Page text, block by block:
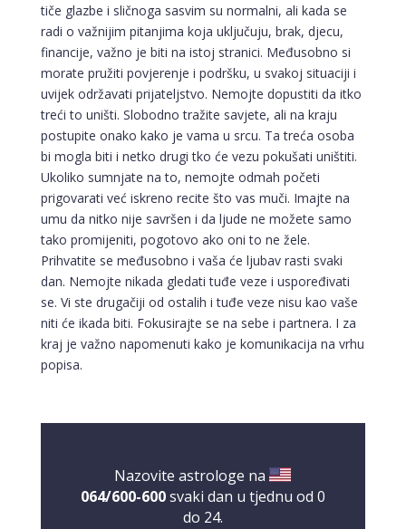
tiče glazbe i sličnoga sasvim su normalni, ali kada se
radi o važnijim pitanjima koja uključuju, brak, djecu,
financije, važno je biti na istoj stranici. Međusobno si
morate pružiti povjerenje i podršku, u svakoj situaciji i
uvijek održavati prijateljstvo. Nemojte dopustiti da itko
treći to uništi. Slobodno tražite savjete, ali na kraju
postupite onako kako je vama u srcu. Ta treća osoba
bi mogla biti i netko drugi tko će vezu pokušati uništiti.
Ukoliko sumnjate na to, nemojte odmah početi
prigovarati već iskreno recite što vas muči. Imajte na
umu da nitko nije savršen i da ljude ne možete samo
tako promijeniti, pogotovo ako oni to ne žele.
Prihvatite se međusobno i vaša će ljubav rasti svaki
dan. Nemojte nikada gledati tuđe veze i uspoređivati
se. Vi ste drugačiji od ostalih i tuđe veze nisu kao vaše
niti će ikada biti. Fokusirajte se na sebe i partnera. I za
kraj je važno napomenuti kako je komunikacija na vrhu
popisa.
Nazovite astrologe na
064/600-600svaki dan u tjednu od 0
do 24.